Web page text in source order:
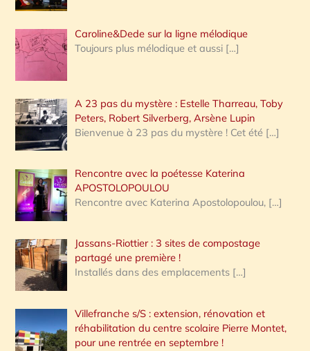
Caroline&Dede sur la ligne mélodique
Toujours plus mélodique et aussi […]
A 23 pas du mystère : Estelle Tharreau, Toby
Peters, Robert Silverberg, Arsène Lupin
Bienvenue à 23 pas du mystère ! Cet été […]
Rencontre avec la poétesse Katerina
APOSTOLOPOULOU
Rencontre avec Katerina Apostolopoulou, […]
Jassans-Riottier : 3 sites de compostage
partagé une première !
Installés dans des emplacements […]
Villefranche s/S : extension, rénovation et
réhabilitation du centre scolaire Pierre Montet,
pour une rentrée en septembre !